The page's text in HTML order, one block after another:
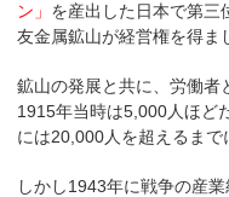
ン」 を産出した日本で第三
友金属鉱山が経営権を得ま
鉱山の発展と共に、労働者
1915年当時は5,000人ほど
には20,000人を超えるまで
しかし1943年に戦争の産